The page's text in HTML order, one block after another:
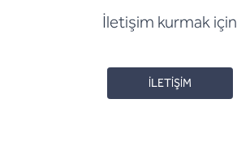
İletişim kurmak için
İLETİŞİM